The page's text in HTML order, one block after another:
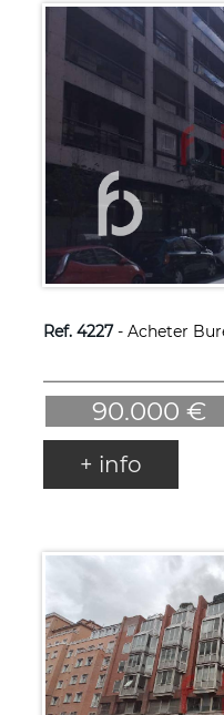
Ref. 4227- Acheter
90.000 €
+ info